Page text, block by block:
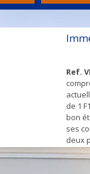
Ref.
de 1
bon
ses
deux
pied